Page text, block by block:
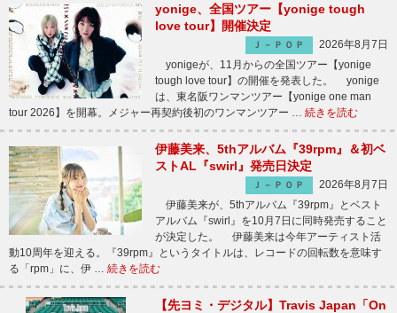
yonige、全国ツアー【yonige tough
love tour】開催決定
Ｊ－ＰＯＰ
2026年8月7日
yonigeが、11月からの全国ツアー【yonige
tough love tour】の開催を発表した。 yonige
は、東名阪ワンマンツアー【yonige one man
tour 2026】を開幕。メジャー再契約後初のワンマンツアー … 続きを読む
伊藤美来、5thアルバム『39rpm』＆初ベ
ストAL『swirl』発売日決定
Ｊ－ＰＯＰ
2026年8月7日
伊藤美来が、5thアルバム『39rpm』とベスト
アルバム『swirl』を10月7日に同時発売すること
が決定した。 伊藤美来は今年アーティスト活
動10周年を迎える。『39rpm』というタイトルは、レコードの回転数を意味す
る「rpm」に、伊 … 続きを読む
【先ヨミ・デジタル】Travis Japan「On